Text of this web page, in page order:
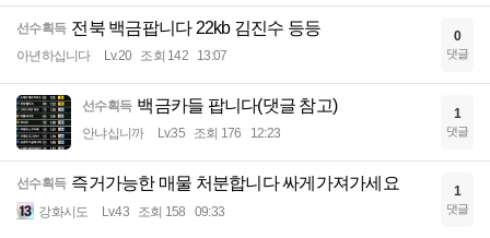
선수획득 전북 백금팝니다 22kb 김진수 등등
아년하십니다 Lv.20 조회 142 13:07
0
댓글
선수획득 백금카들 팝니다(댓글 참고)
안냐십니까 Lv.35 조회 176 12:23
1
댓글
선수획득 즉거가능한 매물 처분합니다 싸게가져가세요
강화시도 Lv.43 조회 158 09:33
1
댓글